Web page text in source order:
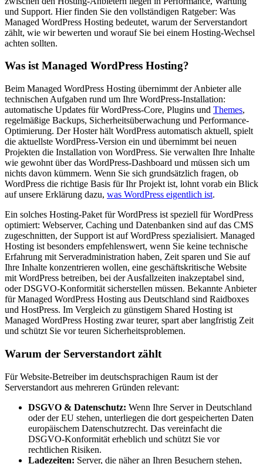
und Support. Hier finden Sie den vollständigen Ratgeber: Was
Managed WordPress Hosting bedeutet, warum der Serverstandort
zählt, wie wir bewerten und worauf Sie bei einem Hosting-Wechsel
achten sollten.
Was ist Managed WordPress Hosting?
Beim Managed WordPress Hosting übernimmt der Anbieter alle
technischen Aufgaben rund um Ihre WordPress-Installation:
automatische Updates für WordPress-Core, Plugins und Themes,
regelmäßige Backups, Sicherheitsüberwachung und Performance-
Optimierung. Der Hoster hält WordPress automatisch aktuell, spielt
die aktuellste WordPress-Version ein und übernimmt bei neuen
Projekten die Installation von WordPress. Sie verwalten Ihre Inhalte
wie gewohnt über das WordPress-Dashboard und müssen sich um
nichts davon kümmern. Wenn Sie sich grundsätzlich fragen, ob
WordPress die richtige Basis für Ihr Projekt ist, lohnt vorab ein Blick
auf unsere Erklärung dazu, was WordPress eigentlich ist.
Ein solches Hosting-Paket für WordPress ist speziell für WordPress
optimiert: Webserver, Caching und Datenbanken sind auf das CMS
zugeschnitten, der Support ist auf WordPress spezialisiert. Managed
Hosting ist besonders empfehlenswert, wenn Sie keine technische
Erfahrung mit Serveradministration haben, Zeit sparen und Sie auf
Ihre Inhalte konzentrieren wollen, eine geschäftskritische Website
mit WordPress betreiben, bei der Ausfallzeiten inakzeptabel sind,
oder DSGVO-Konformität sicherstellen müssen. Bekannte Anbieter
für Managed WordPress Hosting aus Deutschland sind Raidboxes
und HostPress. Im Vergleich zu günstigem Shared Hosting ist
Managed WordPress Hosting zwar teurer, spart aber langfristig Zeit
und schützt Sie vor teuren Sicherheitsproblemen.
Warum der Serverstandort zählt
Für Website-Betreiber im deutschsprachigen Raum ist der
Serverstandort aus mehreren Gründen relevant:
DSGVO & Datenschutz: Wenn Ihre Server in Deutschland
oder der EU stehen, unterliegen die dort gespeicherten Daten
europäischem Datenschutzrecht. Das vereinfacht die
DSGVO-Konformität erheblich und schützt Sie vor
rechtlichen Risiken.
Ladezeiten: Server, die näher an Ihren Besuchern stehen,